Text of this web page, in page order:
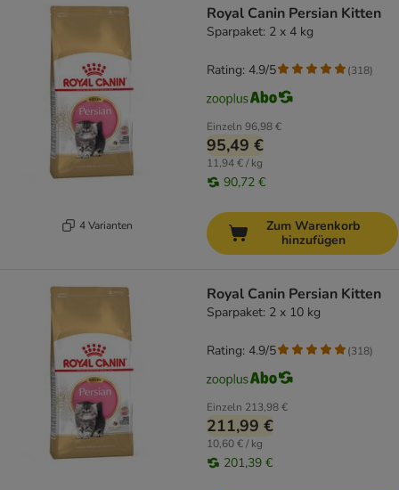
4 Varianten
Royal Canin Persian Kitten
Sparpaket: 2 x 4 kg
Einzeln 96,98 €
95,49 €
11,94 € / kg
90,72 €
Rating: 4.9/5 (318)
Zum Warenkorb
hinzufügen
Royal Canin Persian Kitten
Sparpaket: 2 x 10 kg
Einzeln 213,98 €
211,99 €
10,60 € / kg
201,39 €
Rating: 4.9/5 (318)